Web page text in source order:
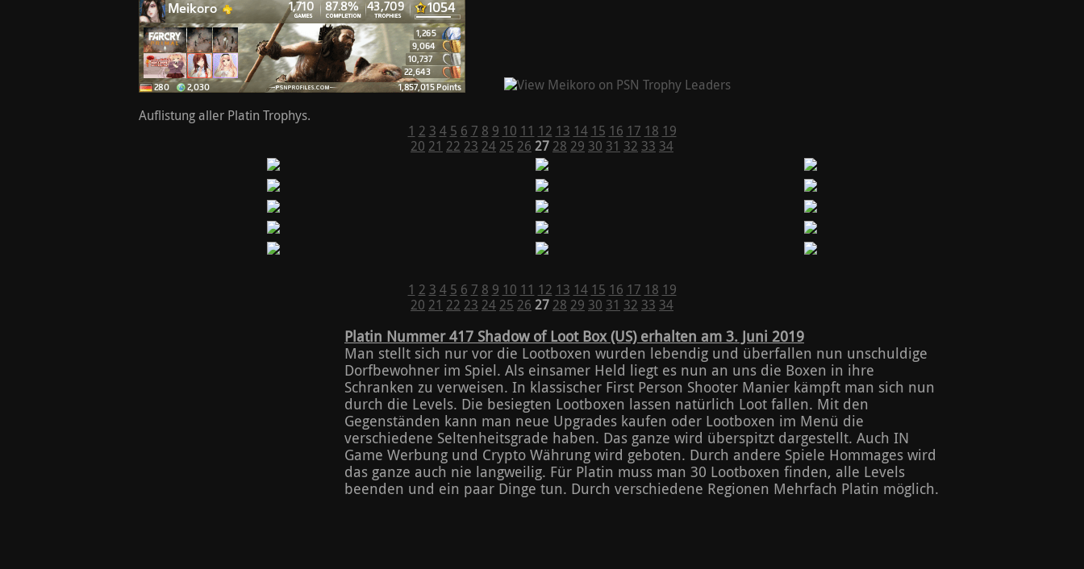
Auflistung aller Platin Trophys.
1 2 3 4 5 6 7 8 9 10 11 12 13 14 15 16 17 18 19
20 21 22 23 24 25 26 27 28 29 30 31 32 33 34
1 2 3 4 5 6 7 8 9 10 11 12 13 14 15 16 17 18 19
20 21 22 23 24 25 26 27 28 29 30 31 32 33 34
Platin Nummer 417 Shadow of Loot Box (US) erhalten am 3. Juni 2019
Man stellt sich nur vor die Lootboxen wurden lebendig und überfallen nun unschuldige
Dorfbewohner im Spiel. Als einsamer Held liegt es nun an uns die Boxen in ihre
Schranken zu verweisen. In klassischer First Person Shooter Manier kämpft man sich nun
durch die Levels. Die besiegten Lootboxen lassen natürlich Loot fallen. Mit den
Gegenständen kann man neue Upgrades kaufen oder Lootboxen im Menü die
verschiedene Seltenheitsgrade haben. Das ganze wird überspitzt dargestellt. Auch IN
Game Werbung und Crypto Währung wird geboten. Durch andere Spiele Hommages wird
das ganze auch nie langweilig. Für Platin muss man 30 Lootboxen finden, alle Levels
beenden und ein paar Dinge tun. Durch verschiedene Regionen Mehrfach Platin möglich.